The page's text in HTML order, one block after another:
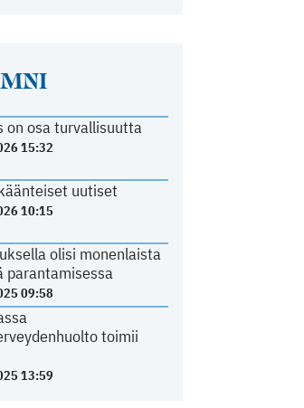
on osa turvallisuutta
15:32
uutiset
10:15
olisi monenlaista
parantamisessa
09:58
toimii
13:59